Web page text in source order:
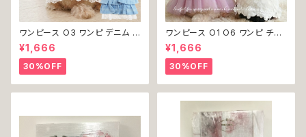
ワンピース O3 ワンピ デニム プ
リーツ レース 女の子 犬 犬服
小型 猫 服 洋服 ペット dog ド
ッグウェア おしゃれ かわいい 返
品交換不可
¥1,666
30%OFF
ワンピース O1 O6 ワンピ チュ
ール レース 花 フラワー 女の子
犬 犬服 小型 猫 服 洋服 ペット
dog ドッグウェア おしゃれ かわ
いい 返品交換不可
¥1,666
30%OFF